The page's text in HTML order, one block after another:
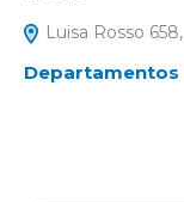
Luisa Rosso
Departamentos